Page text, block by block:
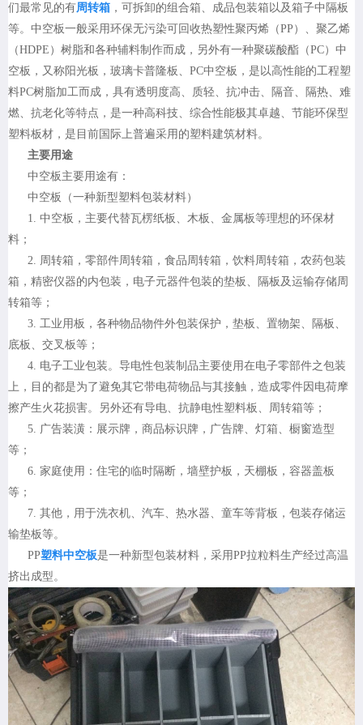
们最常见的有周转箱 ，可拆卸的组合箱、成品包装箱以及箱子中隔板
等。中空板一般采用环保无污染可回收热塑性聚丙烯（PP）、聚乙烯
（HDPE）树脂和各种辅料制作而成，另外有一种聚碳酸酯（PC）中
空板，又称阳光板，玻璃卡普隆板、PC中空板，是以高性能的工程塑
料PC树脂加工而成，具有透明度高、质轻、抗冲击、隔音、隔热、难
燃、抗老化等特点，是一种高科技、综合性能极其卓越、节能环保型
塑料板材，是目前国际上普遍采用的塑料建筑材料。
主要用途
中空板主要用途有：
中空板（一种新型塑料包装材料）
1. 中空板，主要代替瓦楞纸板、木板、金属板等理想的环保材
料；
2. 周转箱，零部件周转箱，食品周转箱，饮料周转箱，农药包装
箱，精密仪器的内包装，电子元器件包装的垫板、隔板及运输存储周
转箱等；
3. 工业用板，各种物品物件外包装保护，垫板、置物架、隔板、
底板、交叉板等；
4. 电子工业包装。导电性包装制品主要使用在电子零部件之包装
上，目的都是为了避免其它带电荷物品与其接触，造成零件因电荷摩
擦产生火花损害。另外还有导电、抗静电性塑料板、周转箱等；
5. 广告装潢：展示牌，商品标识牌，广告牌、灯箱、橱窗造型
等；
6. 家庭使用：住宅的临时隔断，墙壁护板，天棚板，容器盖板
等；
7. 其他，用于洗衣机、汽车、热水器、童车等背板，包装存储运
输垫板等。
PP塑料中空板是一种新型包装材料，采用PP拉粒料生产经过高温
挤出成型。